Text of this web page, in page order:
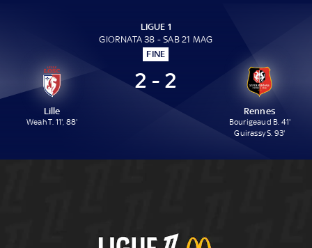
LIGUE 1
GIORNATA 38 - SAB 21 MAG
FINE
Lille
Weah T. 11', 88'
2 - 2
Rennes
Bourigeaud B. 41'
Guirassy S. 93'